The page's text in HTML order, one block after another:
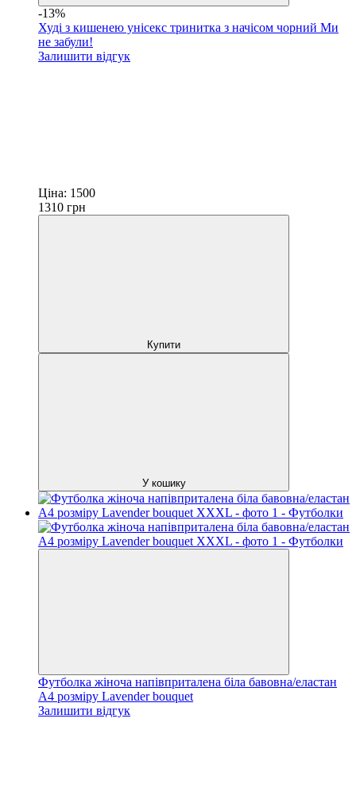
-13%
Худі з кишенею унісекс тринитка з начісом чорний Ми
не забули!
Залишити відгук
Ціна: 1500
1310 грн
Купити
У кошику
Футболка жіноча напівприталена біла бавовна/еластан
А4 розміру Lavender bouquet
Залишити відгук